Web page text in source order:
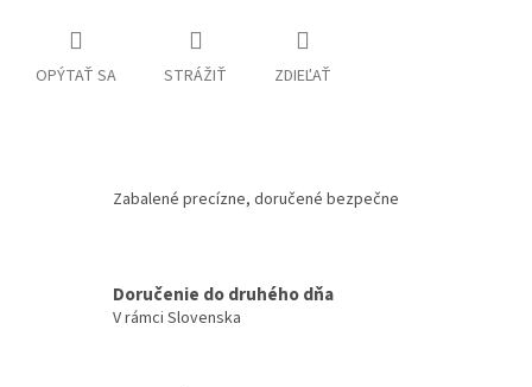
OPÝTAŤ SA STRÁŽIŤ ZDIEĽAŤ
Zabalené precízne, doručené bezpečne
Doručenie do druhého dňa
V rámci Slovenska